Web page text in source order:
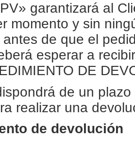
garantizará al
momento y sin
antes de que el
esperar a
DE
de un
realizar una
de devolución